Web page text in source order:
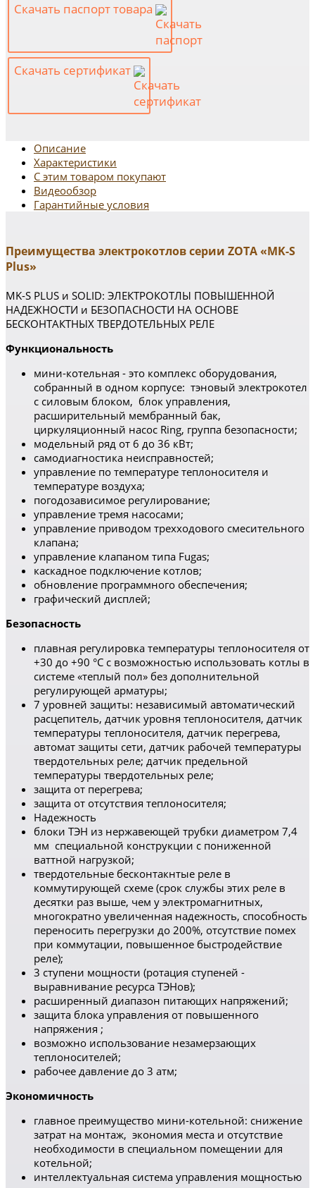
Скачать паспорт товара
Скачать сертификат
Описание
Характеристики
С этим товаром покупают
Видеообзор
Гарантийные условия
Преимущества электрокотлов серии ZOTA «MK-S
Plus»
MK-S PLUS и SOLID: ЭЛЕКТРОКОТЛЫ ПОВЫШЕННОЙ
НАДЕЖНОСТИ и БЕЗОПАСНОСТИ НА ОСНОВЕ
БЕСКОНТАКТНЫХ ТВЕРДОТЕЛЬНЫХ РЕЛЕ
Функциональность
мини-котельная - это комплекс оборудования,
собранный в одном корпусе: тэновый электрокотел
с силовым блоком, блок управления,
расширительный мембранный бак,
циркуляционный насос Ring, группа безопасности;
модельный ряд от 6 до 36 кВт;
самодиагностика неисправностей;
управление по температуре теплоносителя и
температуре воздуха;
погодозависимое регулирование;
управление тремя насосами;
управление приводом трехходового смесительного
клапана;
управление клапаном типa Fugas;
каскадное подключение котлов;
обновление программного обеспечения;
графический дисплей;
Безопасность
плавная регулировка температуры теплоносителя от
+30 до +90 °С с возможностью использовать котлы в
системе «теплый пол» без дополнительной
регулирующей арматуры;
7 уровней защиты: независимый автоматический
расцепитель, датчик уровня теплоносителя, датчик
температуры теплоносителя, датчик перегрева,
автомат защиты сети, датчик рабочей температуры
твердотельных реле; датчик предельной
температуры твердотельных реле;
защита от перегрева;
защита от отсутствия теплоносителя;
Надежность
блоки ТЭН из нержавеющей трубки диаметром 7,4
мм специальной конструкции с пониженной
ваттной нагрузкой;
твердотельные бесконтакнтые реле в
коммутирующей схеме (срок службы этих реле в
десятки раз выше, чем у электромагнитных,
многократно увеличенная надежность, способность
переносить перегрузки до 200%, отсутствие помех
при коммутации, повышенное быстродействие
реле);
3 ступени мощности (ротация ступеней -
выравнивание ресурса ТЭНов);
расширенный диапазон питающих напряжений;
защита блока управления от повышенного
напряжения ;
возможно использование незамерзающих
теплоносителей;
рабочее давление до 3 атм;
Экономичность
главное преимущество мини-котельной: снижение
затрат на монтаж, экономия места и отсутствие
необходимости в специальном помещении для
котельной;
интеллектуальная система управления мощностью